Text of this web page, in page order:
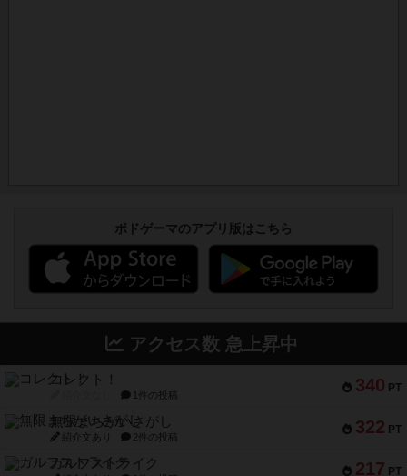
ボドゲーマのアプリ版はこちら
アクセス数 急上昇中
340 PT
コレクト！
1件の投稿
322 PT
無限まちがいさがし
紹介文あり 2件の投稿
217 PT
ガルフストライク